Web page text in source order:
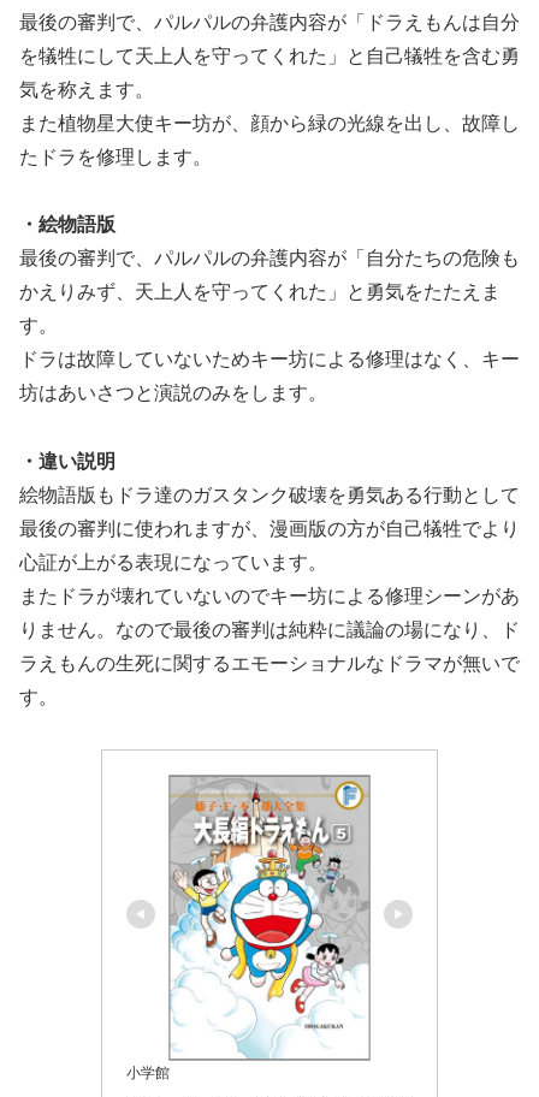
最後の審判で、パルパルの弁護内容が「ドラえもんは自分
を犠牲にして天上人を守ってくれた」と自己犠牲を含む勇
気を称えます。
また植物星大使キー坊が、顔から緑の光線を出し、故障し
たドラを修理します。
・絵物語版
最後の審判で、パルパルの弁護内容が「自分たちの危険も
かえりみず、天上人を守ってくれた」と勇気をたたえま
す。
ドラは故障していないためキー坊による修理はなく、キー
坊はあいさつと演説のみをします。
・違い説明
絵物語版もドラ達のガスタンク破壊を勇気ある行動として
最後の審判に使われますが、漫画版の方が自己犠牲でより
心証が上がる表現になっています。
またドラが壊れていないのでキー坊による修理シーンがあ
りません。なので最後の審判は純粋に議論の場になり、ド
ラえもんの生死に関するエモーショナルなドラマが無いで
す。
小学館